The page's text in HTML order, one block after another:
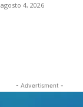
agosto 4, 2026
- Advertisment -